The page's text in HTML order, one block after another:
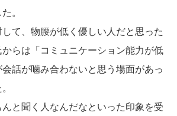
。
て、物腰が低く優しい人だと思った
らは「コミュニケーション能力が低
話が噛み合わないと思う場面があっ
と聞く人なんだなといった印象を受